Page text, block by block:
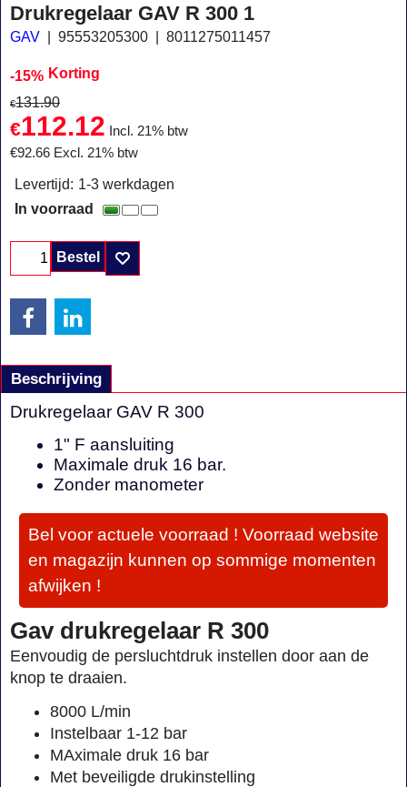
Drukregelaar GAV R 300 1
GAV 95553205300 8011275011457
-15% Korting
€131.90
€112.12
Incl. 21% btw
€92.66 Excl. 21% btw
Levertijd: 1-3 werkdagen
In voorraad
Bestel
Beschrijving
Drukregelaar GAV R 300
1" F aansluiting
Maximale druk 16 bar.
Zonder manometer
Bel voor actuele voorraad ! Voorraad website
en magazijn kunnen op sommige momenten
afwijken !
Gav drukregelaar R 300
Eenvoudig de persluchtdruk instellen door aan de
knop te draaien.
8000 L/min
Instelbaar 1-12 bar
MAximale druk 16 bar
Met beveiligde drukinstelling